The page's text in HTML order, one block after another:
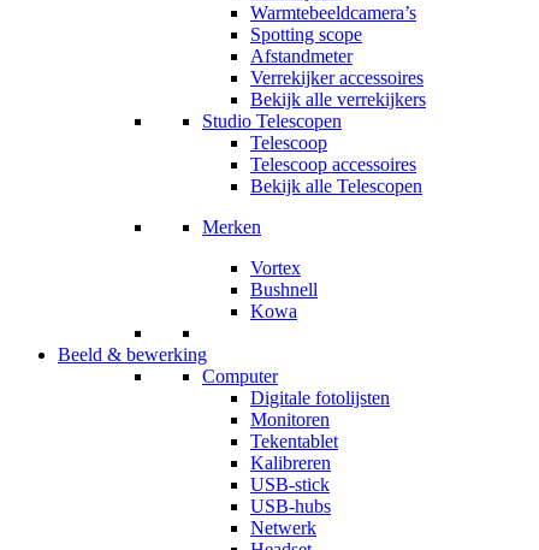
Warmtebeeldcamera’s
Spotting scope
Afstandmeter
Verrekijker accessoires
Bekijk alle verrekijkers
Studio Telescopen
Telescoop
Telescoop accessoires
Bekijk alle Telescopen
Merken
Vortex
Bushnell
Kowa
Beeld & bewerking
Computer
Digitale fotolijsten
Monitoren
Tekentablet
Kalibreren
USB-stick
USB-hubs
Netwerk